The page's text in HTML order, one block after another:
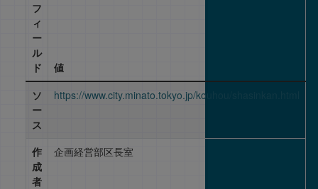
フ
ィ
ー
ル
ド
値
ソ
ー
ス
https://www.city.minato.tokyo.jp/kouhou/shasinkan.html
作
成
者
企画経営部区長室